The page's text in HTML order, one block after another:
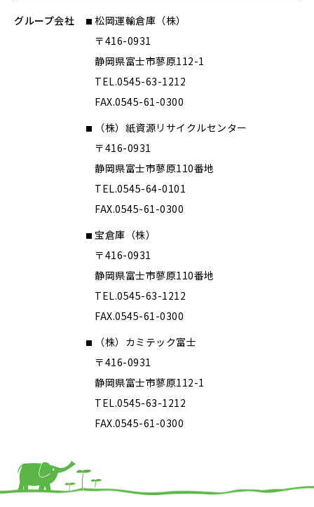
グループ会社
松岡運輸倉庫（株）
〒416-0931
静岡県富士市蓼原112-1
TEL.0545-63-1212
FAX.0545-61-0300
（株）紙資源リサイクルセンター
〒416-0931
静岡県富士市蓼原110番地
TEL.0545-64-0101
FAX.0545-61-0300
宝倉庫（株）
〒416-0931
静岡県富士市蓼原110番地
TEL.0545-63-1212
FAX.0545-61-0300
（株）カミテック富士
〒416-0931
静岡県富士市蓼原112-1
TEL.0545-63-1212
FAX.0545-61-0300